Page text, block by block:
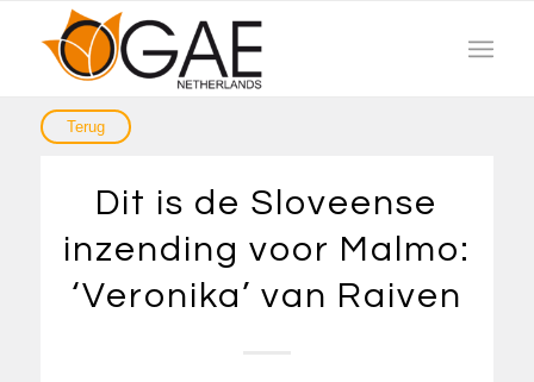
Dit is de Sloveense
inzending voor Malmo:
‘Veronika’ van Raiven